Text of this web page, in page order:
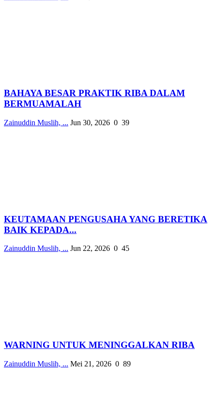
BAHAYA BESAR PRAKTIK RIBA DALAM
BERMUAMALAH
Zainuddin Muslih, ... Jun 30, 2026 0 39
KEUTAMAAN PENGUSAHA YANG BERETIKA
BAIK KEPADA...
Zainuddin Muslih, ... Jun 22, 2026 0 45
WARNING UNTUK MENINGGALKAN RIBA
Zainuddin Muslih, ... Mei 21, 2026 0 89